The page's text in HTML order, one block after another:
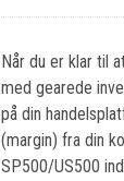
Når du er klar til
med gearede
på din
(margin) fra din
SP500/US500